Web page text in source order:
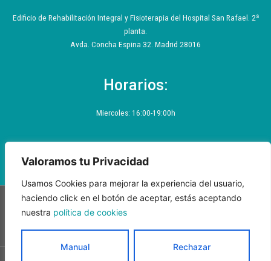
Valoramos tu Privacidad
Usamos Cookies para mejorar la experiencia del usuario,
haciendo click en el botón de aceptar, estás aceptando
nuestra política de cookies
Manual Rechazar
r
o
k
-
f
r
a
Edificio de Rehabilitación Integral y Fisioterapia del Hospital San Rafael. 2ª
planta.
Avda. Concha Espina 32. Madrid 28016
Horarios:
Miercoles: 16:00-19:00h
Política de privacidadPolítica de privacidad Segunda Capa